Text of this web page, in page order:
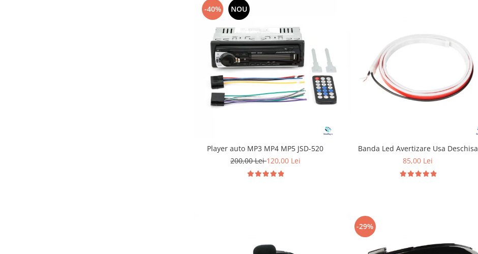
-40% NOU
Player auto MP3 MP4 MP5 JSD-520
200,00 Lei120,00 Lei
Banda Led Avertizare Usa Deschisa
85,00 Lei
-29%